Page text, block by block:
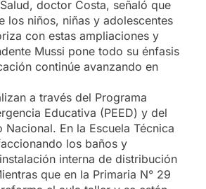
doctor Costa, señaló que
los niños, niñas y adolescentes
con estas ampliaciones y
Mussi pone todo su énfasis
continúe avanzando en
a través del Programa
Educativa (PEED) y del
Nacional. En la Escuela Técnica
los baños y
interna de distribución
que en la Primaria N° 29